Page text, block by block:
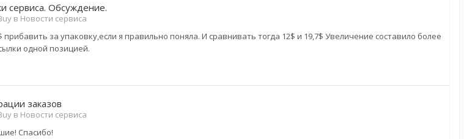
сервиса. Обсуждение.
в Новости сервиса
за упаковку,если я правильно поняла. И сравнивать тогда 12$ и 19,7$ Увеличение составило более
одной позицией.
заказов
в Новости сервиса
Спасибо!